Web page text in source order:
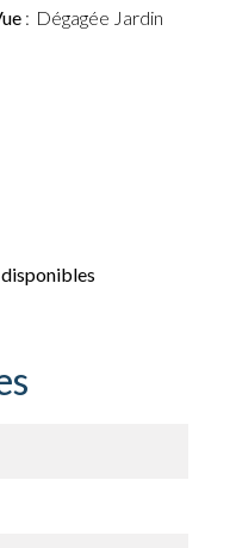
Dégagée Jardin